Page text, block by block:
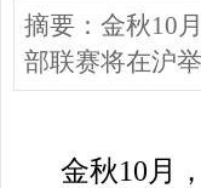
摘要：金秋10
部联赛将在沪举
金秋10月